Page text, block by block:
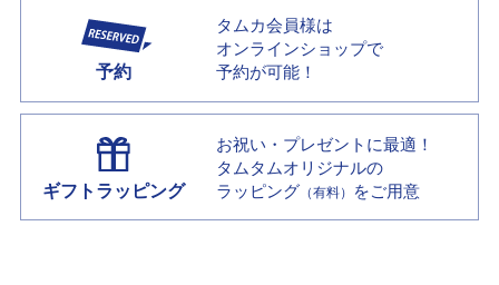
予約
タムカ会員様は
オンラインショップで
予約が可能！
ギフトラッピング
お祝い・プレゼントに最適！
タムタムオリジナルの
ラッピング （有料） をご用意